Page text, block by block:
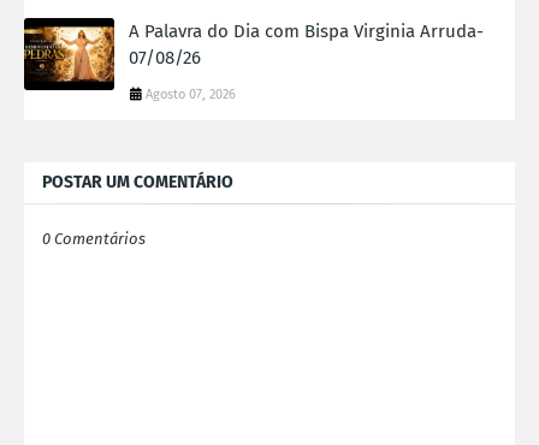
A Palavra do Dia com Bispa Virginia Arruda-
07/08/26
Agosto 07, 2026
POSTAR UM COMENTÁRIO
0 Comentários